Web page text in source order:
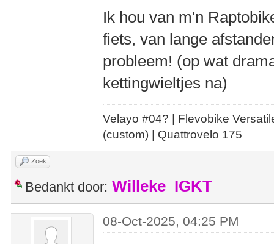
Ik hou van m'n
fiets, van lange
probleem! (op wat
kettingwieltjes na)
Velayo #04? | Flevobike
(custom) | Quattrovelo 175
Zoek
Bedankt door: Willeke_IGKT
08-Oct-2025, 04:25 PM